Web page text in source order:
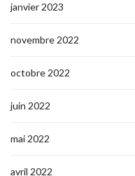
janvier 2023
novembre 2022
octobre 2022
juin 2022
mai 2022
avril 2022